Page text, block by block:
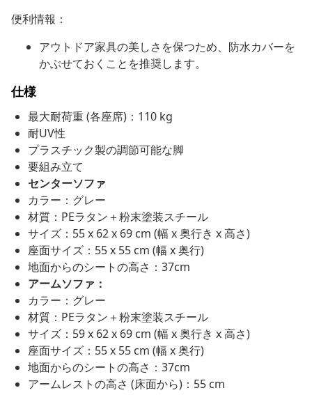
便利情報：
アウトドア家具の美しさを保つため、防水カバーを
かぶせておくことを推奨します。
仕様
最大耐荷重 (各座席)：110 kg
耐UV性
プラスチック製の調節可能な脚
要組み立て
センターソファ
カラー：グレー
材質：PEラタン＋粉末塗装スチール
サイズ：55 x 62 x 69 cm (幅 x 奥行き x 高さ)
座面サイズ：55 x 55 cm (幅 x 奥行)
地面からのシートの高さ：37cm
アームソファ：
カラー：グレー
材質：PEラタン＋粉末塗装スチール
サイズ：59 x 62 x 69 cm (幅 x 奥行き x 高さ)
座面サイズ：55 x 55 cm (幅 x 奥行)
地面からのシートの高さ：37cm
アームレストの高さ (床面から)：55 cm